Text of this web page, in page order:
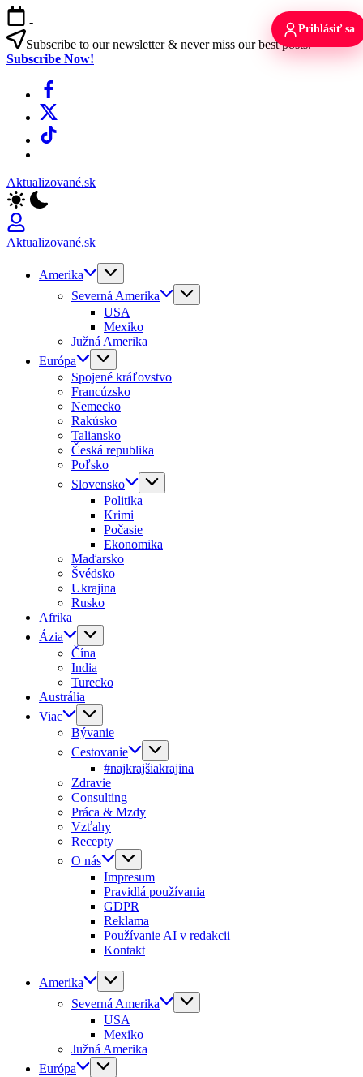
Skip
to
content
-
Subscribe to our newsletter & never miss our best posts.
Subscribe Now!
Facebook
X
TikTok
Aktualizované.sk
Aktualizované.sk
Amerika
Severná Amerika
USA
Mexiko
Južná Amerika
Európa
Spojené kráľovstvo
Francúzsko
Nemecko
Rakúsko
Taliansko
Česká republika
Poľsko
Slovensko
Politika
Krimi
Počasie
Ekonomika
Maďarsko
Švédsko
Ukrajina
Rusko
Afrika
Ázia
Čína
India
Turecko
Austrália
Viac
Bývanie
Cestovanie
#najkrajšiakrajina
Zdravie
Consulting
Práca & Mzdy
Vzťahy
Recepty
O nás
Impresum
Pravidlá používania
GDPR
Reklama
Používanie AI v redakcii
Kontakt
Amerika
Severná Amerika
USA
Mexiko
Južná Amerika
Európa
Prihlásiť sa